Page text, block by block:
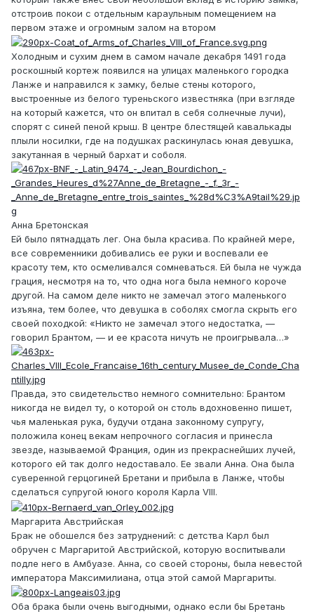
отстроив покои с отдельным караульным помещением на
первом этаже и огромным залом на втором
Холодным и сухим днем в самом начале декабря 1491 года
роскошный кортеж появился на улицах маленького городка
Ланже и направился к замку, белые стены которого,
выстроенные из белого туреньского известняка (при взгляде
на который кажется, что он впитал в себя солнечные лучи),
спорят с синей пеной крыш. В центре блестящей кавалькады
плыли носилки, где на подушках раскинулась юная девушка,
закутанная в черный бархат и соболя.
Анна Бретонская
Ей было пятнадцать лег. Она была красива. По крайней мере,
все современники добивались ее руки и воспевали ее
красоту тем, кто осмеливался сомневаться. Ей была не чужда
грация, несмотря на то, что одна нога была немного короче
другой. На самом деле никто не замечал этого маленького
изъяна, тем более, что девушка в соболях смогла скрыть его
своей походкой: «Никто не замечал этого недостатка, —
говорил Брантом, — и ее красота ничуть не проигрывала…»
Правда, это свидетельство немного сомнительно: Брантом
никогда не видел ту, о которой он столь вдохновенно пишет,
чья маленькая рука, будучи отдана законному супругу,
положила конец векам непрочного согласия и принесла
звезде, называемой Франция, один из прекраснейших лучей,
которого ей так долго недоставало. Ее звали Анна. Она была
суверенной герцогиней Бретани и прибыла в Ланже, чтобы
сделаться супругой юного короля Карла VIII.
Маргарита Австрийская
Брак не обошелся без затруднений: с детства Карл был
обручен с Маргаритой Австрийской, которую воспитывали
подле него в Амбуазе. Анна, со своей стороны, была невестой
императора Максимилиана, отца этой самой Маргариты.
Оба брака были очень выгодными, однако если бы Бретань